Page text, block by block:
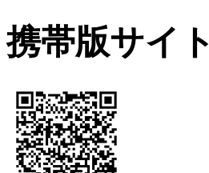
携帯版サイト